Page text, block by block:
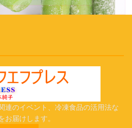
連のイベント、冷凍食品の活用法な
届けします。